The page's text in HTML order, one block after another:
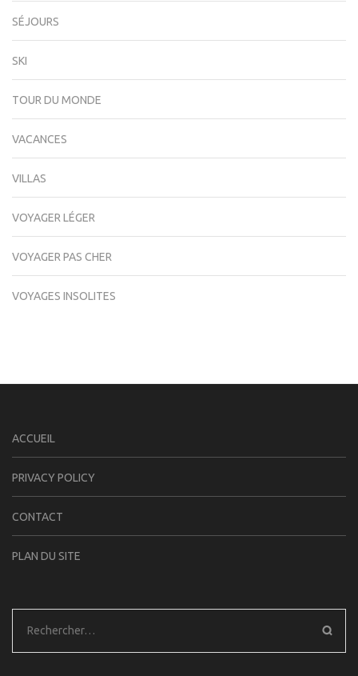
SÉJOURS
SKI
TOUR DU MONDE
VACANCES
VILLAS
VOYAGER LÉGER
VOYAGER PAS CHER
VOYAGES INSOLITES
ACCUEIL
PRIVACY POLICY
CONTACT
PLAN DU SITE
Rechercher :